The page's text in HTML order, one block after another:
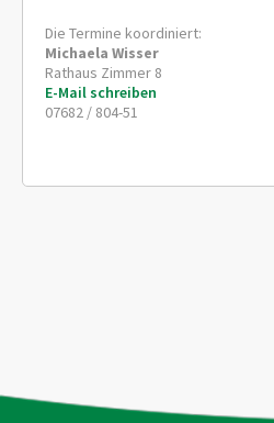
Die Termine koordiniert:
Michaela Wisser
Rathaus Zimmer 8
E-Mail schreiben
07682 / 804-51